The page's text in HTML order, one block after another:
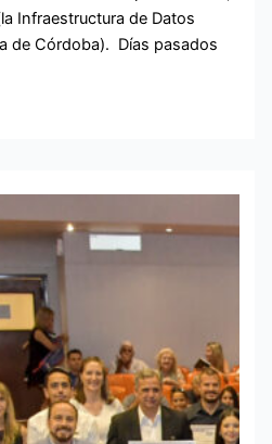
Infraestructura de Datos
de Córdoba). Días pasados